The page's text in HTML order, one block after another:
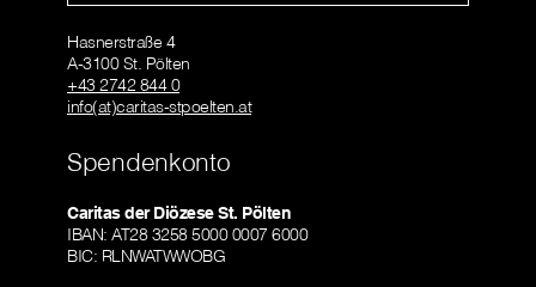
Hasnerstraße 4
A-3100 St. Pölten
+43 2742 844 0
info(at)caritas-stpoelten.at
Spendenkonto
Caritas der Diözese St. Pölten
IBAN: AT28 3258 5000 0007 6000
BIC: RLNWATWWOBG